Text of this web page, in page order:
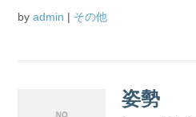
by admin | その他
姿勢